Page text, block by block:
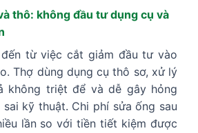
thô: không đầu tư dụng cụ và
từ việc cắt giảm đầu tư vào
Thợ dùng dụng cụ thô sơ, xử lý
không triệt để và dễ gây hỏng
kỹ thuật. Chi phí sửa ống sau
lần so với tiền tiết kiệm được